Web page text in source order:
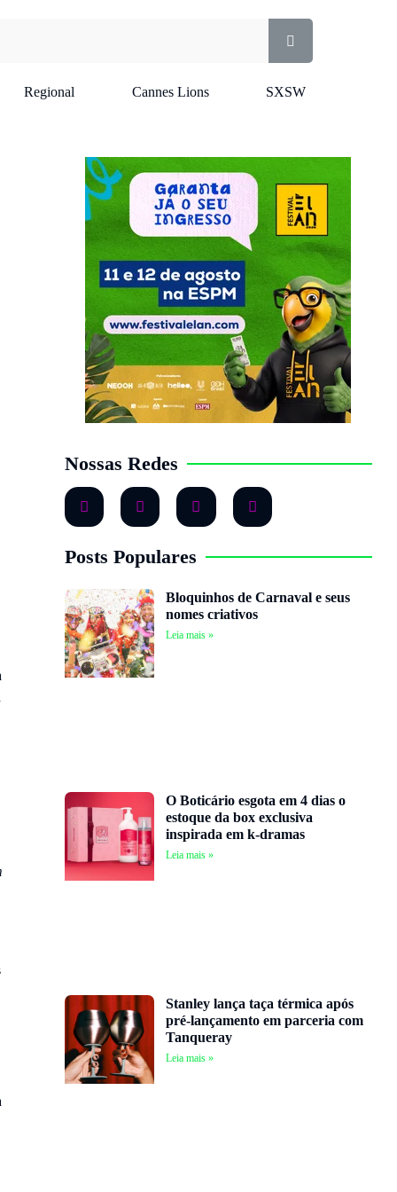
Regional Cannes Lions SXSW
Nossas Redes
Posts Populares
Bloquinhos de Carnaval e seus
nomes criativos
Leia mais »
O Boticário esgota em 4 dias o
estoque da box exclusiva
inspirada em k-dramas
Leia mais »
Stanley lança taça térmica após
pré-lançamento em parceria com
Tanqueray
Leia mais »